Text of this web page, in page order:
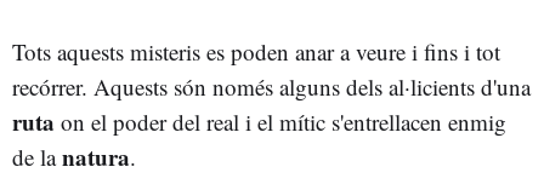
Tots aquests misteris es poden anar a veure i fins i tot
recórrer. Aquests són només alguns dels al·licients d'una
ruta on el poder del real i el mític s'entrellacen enmig
de lanatura.